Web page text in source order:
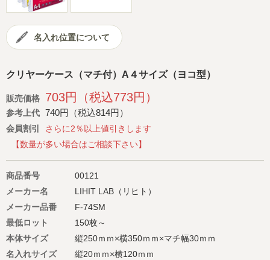
名入れ位置について
クリヤーケース（マチ付）A４サイズ（ヨコ型）
販売価格 703円（税込773円）
参考上代 740円（税込814円）
会員割引
さらに2％以上値引きします
【数量が多い場合はご相談下さい】
商品番号
00121
メーカー名
LIHIT LAB（リヒト）
メーカー品番
F-74SM
最低ロット
150枚～
本体サイズ
縦250ｍｍ×横350ｍｍ×マチ幅30ｍｍ
名入れサイズ
縦20ｍｍ×横120ｍｍ